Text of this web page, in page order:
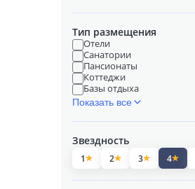
Тип размещения
Отели
Санатории
Пансионаты
Коттеджи
Базы отдыха
Показать все
Звездность
1 2 3 4